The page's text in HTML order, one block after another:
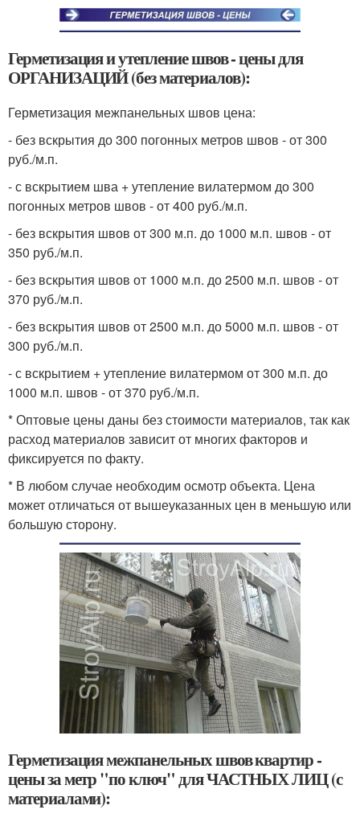
Герметизация и утепление швов - цены для
ОРГАНИЗАЦИЙ (без материалов):
Герметизация межпанельных швов цена:
- без вскрытия до 300 погонных метров швов - от 300
руб./м.п.
- с вскрытием шва + утепление вилатермом до 300
погонных метров швов - от 400 руб./м.п.
- без вскрытия швов от 300 м.п. до 1000 м.п. швов - от
350 руб./м.п.
- без вскрытия швов от 1000 м.п. до 2500 м.п. швов - от
370 руб./м.п.
- без вскрытия швов от 2500 м.п. до 5000 м.п. швов - от
300 руб./м.п.
- с вскрытием + утепление вилатермом от 300 м.п. до
1000 м.п. швов - от 370 руб./м.п.
* Оптовые цены даны без стоимости материалов, так как
расход материалов зависит от многих факторов и
фиксируется по факту.
* В любом случае необходим осмотр объекта. Цена
может отличаться от вышеуказанных цен в меньшую или
большую сторону.
Герметизация межпанельных швов квартир -
цены за метр "по ключ" для ЧАСТНЫХ ЛИЦ (с
материалами):